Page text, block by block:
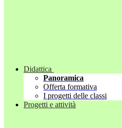
Didattica
Panoramica
Offerta formativa
I progetti delle classi
Progetti e attività